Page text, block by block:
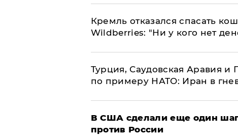
Кремль отказался спасать
Wildberries: "Ни у кого нет
Турция, Саудовская Аравия и
по примеру НАТО: Иран в
В США сделали еще один
против России